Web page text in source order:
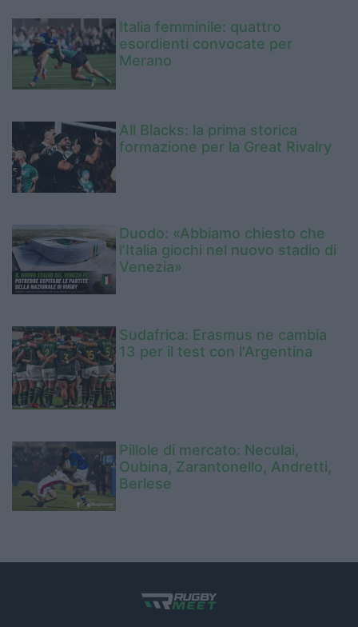
Italia femminile: quattro
esordienti convocate per
Merano
All Blacks: la prima storica
formazione per la Great Rivalry
Duodo: «Abbiamo chiesto che
l’Italia giochi nel nuovo stadio di
Venezia»
Sudafrica: Erasmus ne cambia
13 per il test con l'Argentina
Pillole di mercato: Neculai,
Oubina, Zarantonello, Andretti,
Berlese